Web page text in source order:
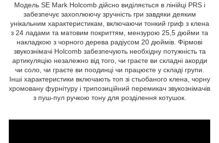
Модель SE Mark Holcomb дійсно виділяється в лінійці PRS і
забезпечує захоплюючу зручність гри завдяки деяким
унікальним характеристикам, включаючи тонкий гриф з клена
з 24 ладами та матовим покриттям, мензурою 25,5 дюйми та
накладкою з чорного дерева радіусом 20 дюймів. Фірмові
звукознімачі Holcomb забезпечують необхідну потужність та
артикуляцію незалежно від того, чи граєте ви складні акорди
чи соло, чи граєте ви поодинці чи працюєте у складі групи.
Інші характеристики включають топ зі стьобаного клена, чорну
хромовану фурнітуру і трипозиційний перемикач звукознімачів
з пуш-пул ручкою тону для розділення котушок.